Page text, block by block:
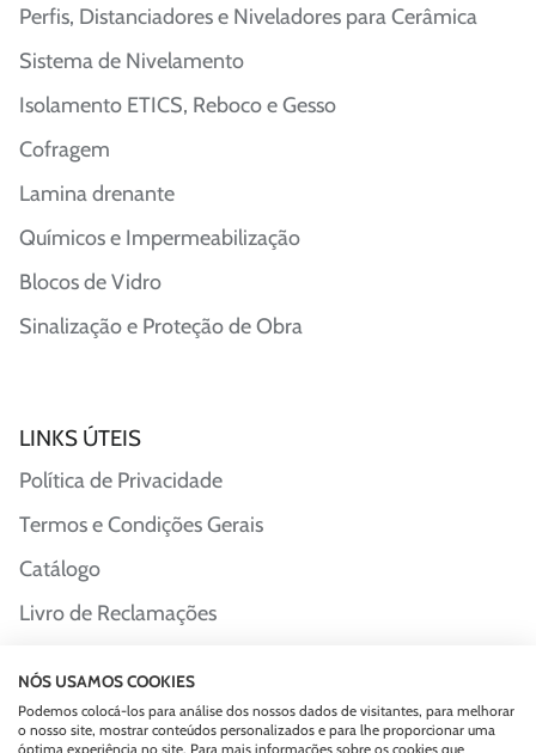
Perfis, Distanciadores e Niveladores para Cerâmica
Sistema de Nivelamento
Isolamento ETICS, Reboco e Gesso
Cofragem
Lamina drenante
Químicos e Impermeabilização
Blocos de Vidro
Sinalização e Proteção de Obra
LINKS ÚTEIS
Política de Privacidade
Termos e Condições Gerais
Catálogo
Livro de Reclamações
NÓS USAMOS COOKIES
Podemos colocá-los para análise dos nossos dados de visitantes, para melhorar
o nosso site, mostrar conteúdos personalizados e para lhe proporcionar uma
óptima experiência no site. Para mais informações sobre os cookies que